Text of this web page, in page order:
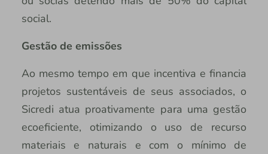
social.
Gestão de emissões
Ao mesmo tempo em que incentiva e financia
projetos sustentáveis de seus associados, o
Sicredi atua proativamente para uma gestão
ecoeficiente, otimizando o uso de recurso
materiais e naturais e com o mínimo de